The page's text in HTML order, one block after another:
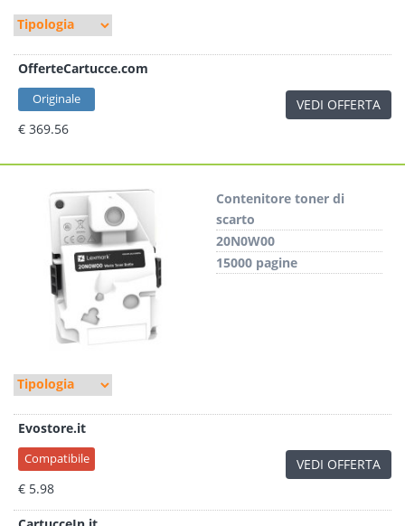
OfferteCartucce.com
Originale
€ 369.56
VEDI OFFERTA
Contenitore toner di
scarto
20N0W00
15000 pagine
Evostore.it
Compatibile
€ 5.98
VEDI OFFERTA